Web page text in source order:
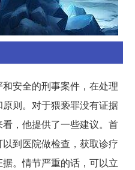
安全的刑事案件，在处理
则。对于猥亵罪没有证据
，他提供了一些建议。首
到医院做检查，获取诊疗
。情节严重的话，可以立